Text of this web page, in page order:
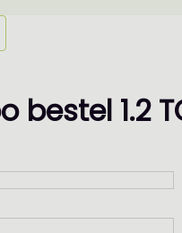
bestel 1.2